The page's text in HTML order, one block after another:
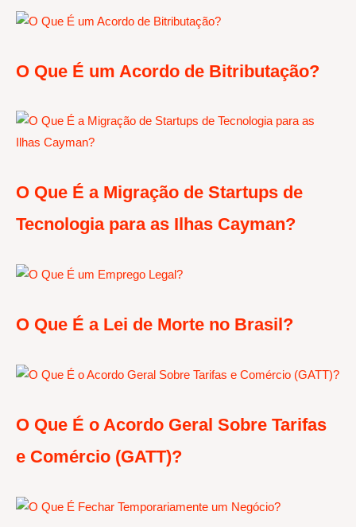
O Que É um Acordo de Bitributação?
O Que É a Migração de Startups de
Tecnologia para as Ilhas Cayman?
O Que É a Lei de Morte no Brasil?
O Que É o Acordo Geral Sobre Tarifas
e Comércio (GATT)?